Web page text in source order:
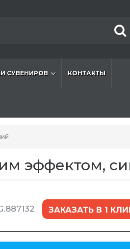
СУВЕНИРОВ КОНТАКТЫ
эффектом,
ЗАКАЗАТЬ В 1